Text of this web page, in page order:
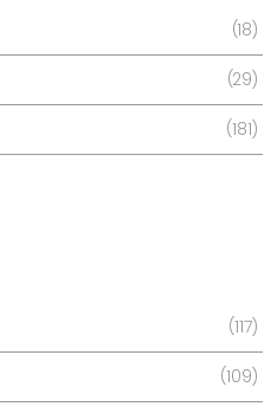
18
29
181
117
109